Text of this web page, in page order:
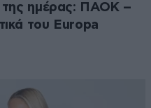
της ημέρας: ΠΑΟΚ –
του Europa